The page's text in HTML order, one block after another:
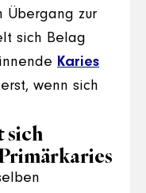
Übergang zur
sich Belag
Karies
wenn sich
sich